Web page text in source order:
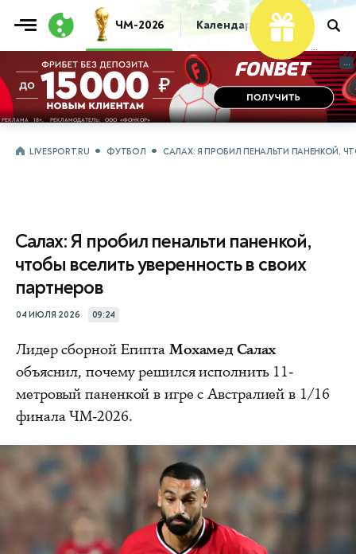
ЧМ-2026 Календарь Таблица
...
...
LIVESPORT.RU ФУТБОЛ САЛАХ: Я ПРОБИЛ ПЕНАЛЬТИ ПАНЕНКОЙ,
Салах: Я пробил пенальти паненкой,
чтобы вселить уверенность в своих
партнеров
04 ИЮЛЯ 2026 09:24
Лидер сборной Египта Мохамед Салах
объяснил, почему решился исполнить 11-
метровый паненкой в игре с Австралией в 1/16
финала ЧМ-2026.